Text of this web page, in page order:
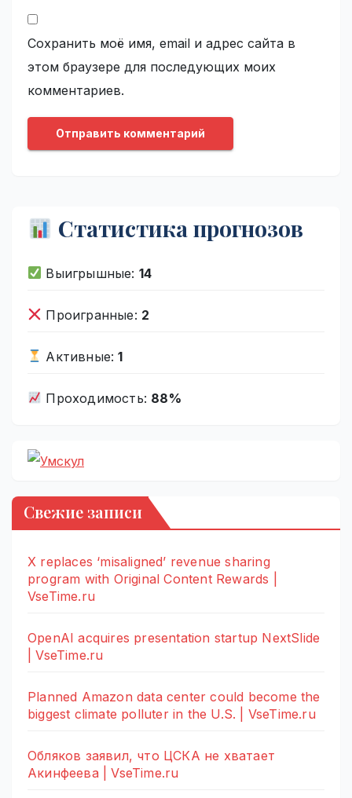
Сохранить моё имя, email и адрес сайта в
этом браузере для последующих моих
комментариев.
Статистика прогнозов
Выигрышные: 14
Проигранные: 2
Активные:1
Проходимость: 88%
Свежие записи
X replaces ‘misaligned’ revenue sharing
program with Original Content Rewards |
VseTime.ru
OpenAI acquires presentation startup NextSlide
| VseTime.ru
Planned Amazon data center could become the
biggest climate polluter in the U.S. | VseTime.ru
Обляков заявил, что ЦСКА не хватает
Акинфеева | VseTime.ru